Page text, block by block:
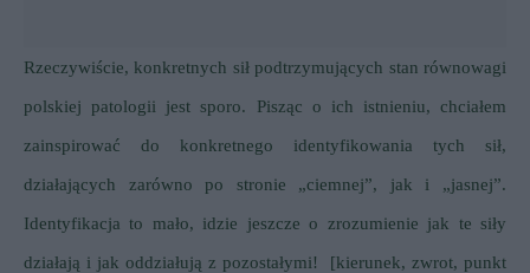
Rzeczywiście, konkretnych sił podtrzymujących stan równowagi
polskiej patologii jest sporo. Pisząc o ich istnieniu, chciałem
zainspirować do konkretnego identyfikowania tych sił,
działających zarówno po stronie „ciemnej”, jak i „jasnej”.
Identyfikacja to mało, idzie jeszcze o zrozumienie jak te siły
działają i jak oddziałują z pozostałymi! [kierunek, zwrot, punkt